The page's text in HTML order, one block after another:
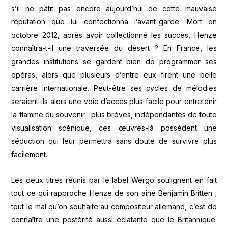
s’il ne pâtit pas encore aujourd’hui de cette mauvaise
réputation que lui confectionna l’avant-garde. Mort en
octobre 2012, après avoir collectionné les succès, Henze
connaîtra-t-il une traversée du désert ? En France, les
grandes institutions se gardent bien de programmer ses
opéras, alors que plusieurs d’entre eux firent une belle
carrière internationale. Peut-être ses cycles de mélodies
seraient-ils alors une voie d’accès plus facile pour entretenir
la flamme du souvenir : plus brèves, indépendantes de toute
visualisation scénique, ces œuvres-là possèdent une
séduction qui leur permettra sans doute de survivre plus
facilement.
Les deux titres réunis par le label Wergo soulignent en fait
tout ce qui rapproche Henze de son aîné Benjamin Britten ;
tout le mal qu’on souhaite au compositeur allemand, c’est de
connaître une postérité aussi éclatante que le Britannique.